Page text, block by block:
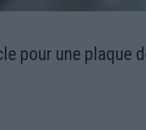
pour une plaque